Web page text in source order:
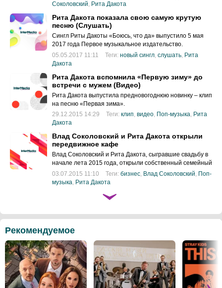
Соколовский, Рита Дакота
Рита Дакота показала свою самую крутую
песню (Слушать)
Сингл Риты Дакоты «Боюсь, что да» выпустило 5 мая
2017 года Первое музыкальное издательство.
05.05.2017 11:11
Теги: новый сингл слушать Рита
Дакота
Рита Дакота вспомнила «Первую зиму» до
встречи с мужем (Видео)
Рита Дакота выпустила предновогоднюю новинку – клип
на песню «Первая зима».
29.12.2015 14:29
Теги: клип, видео, Поп-музыка, Рита
Дакота
Влад Соколовский и Рита Дакота открыли
передвижное кафе
Влад Соколовский и Рита Дакота, сыгравшие свадьбу в
начале лета 2015 года, открыли собственный семейный
бизнес.
03.07.2015 11:10 Теги: бизнес, Влад Соколовский, Поп-
музыка, Рита Дакота
Рекомендуемое